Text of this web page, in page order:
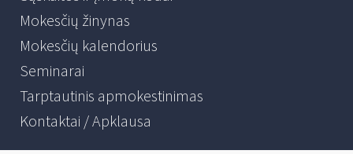
Mokesčių žinynas
Mokesčių kalendorius
Seminarai
Tarptautinis apmokestinimas
Kontaktai / Apklausa